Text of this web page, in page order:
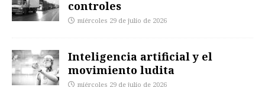
controles
miércoles 29 de julio de 2026
Inteligencia artificial y el
movimiento ludita
miércoles 29 de julio de 2026